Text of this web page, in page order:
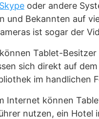
Skype oder andere
und Bekannten auf
ist sogar der
Tablet-Besitzer
sich direkt auf
im handlichen
Internet können
nutzen, ein Hotel